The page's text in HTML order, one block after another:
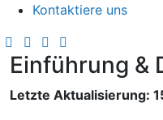
Kontaktiere uns
Einführung &
Letzte Aktualisierung: